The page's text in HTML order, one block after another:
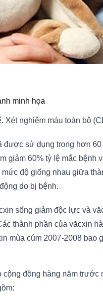
minh họa
Xét nghiệm máu toàn bộ
được sử dụng trong hơn
giảm 60% tỷ lệ mắc bệnh
độ giống nhau giữa
do bị bệnh.
sống giảm độc lực và
thành phần của văcxin
mùa cúm 2007-2008 bao
cộng đồng hàng năm